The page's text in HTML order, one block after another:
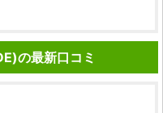
の最新口コミ